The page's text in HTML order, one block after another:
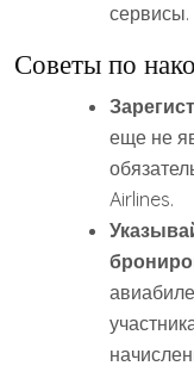
сервисы.
Советы по
еще не
Airlines.